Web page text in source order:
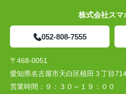
株式会社スマ
052-808-7555
〒468-0051
愛知県名古屋市天白区植田３丁目
営業時間： ９：３０～１９：００